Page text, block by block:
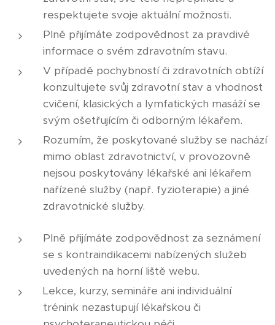
respektujete svoje aktuální možnosti.
Plně přijímáte zodpovědnost za pravdivé
informace o svém zdravotním stavu.
V případě pochybností či zdravotních obtíží
konzultujete svůj zdravotní stav a vhodnost
cvičení, klasických a lymfatických masáží se
svým ošetřujícím či odborným lékařem.
Rozumím, že poskytované služby se nachází
mimo oblast zdravotnictví, v provozovně
nejsou poskytovány lékařské ani lékařem
nařízené služby (např. fyzioterapie) a jiné
zdravotnické služby.
Plně přijímáte zodpovědnost za seznámení
se s kontraindikacemi nabízených služeb
uvedených na horní liště webu.
Lekce, kurzy, semináře ani individuální
trénink nezastupují lékařskou či